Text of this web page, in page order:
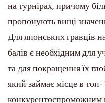
на турнірах, причому
пропонують вищі
Для японських гравців
балів є необхідним для
та для покращення їх
який займає місце в
конкурентоспроможним